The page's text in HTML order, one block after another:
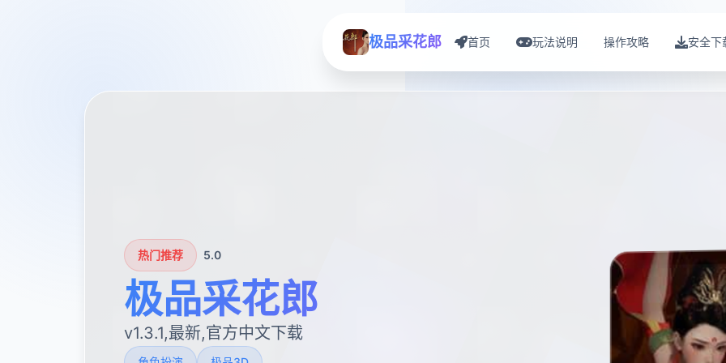
极品采花郎 首页 玩法说明 操作攻略 安全下
热门推荐 5.0
极品采花郎
v1.3.1,最新,官方中文下载